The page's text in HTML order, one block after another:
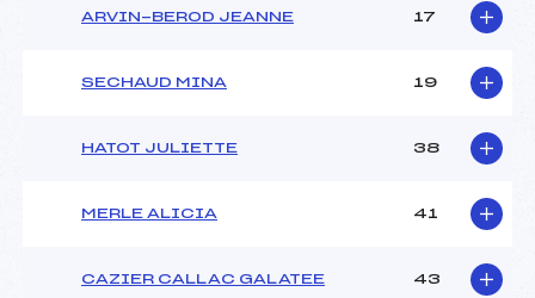
ARVIN-BEROD JEANNE 17
SECHAUD MINA 19
HATOT JULIETTE 38
MERLE ALICIA 41
CAZIER CALLAC GALATEE 43